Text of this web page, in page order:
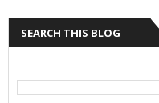
SEARCH THIS BLOG